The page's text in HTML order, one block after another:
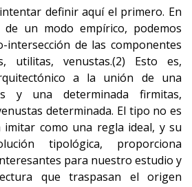
definir aquí el primero. En
un modo empírico, podemos
intersección de las componentes
utilitas, venustas.(2) Esto es,
a la unión de una
y una determinada firmitas,
determinada. El tipo no es
como una regla ideal, y su
tipológica, proporciona
para nuestro estudio y
que traspasan el origen